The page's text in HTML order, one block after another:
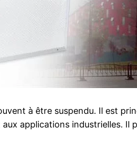
à être suspendu. Il est
applications industrielles.